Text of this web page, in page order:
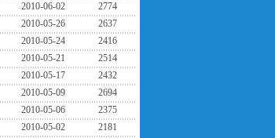
2010-06-02
2774
2010-05-26
2637
2010-05-24
2416
2010-05-21
2514
2010-05-17
2432
2010-05-09
2694
2010-05-06
2375
2010-05-02
2181